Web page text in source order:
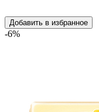
Добавить в избранное
-6%